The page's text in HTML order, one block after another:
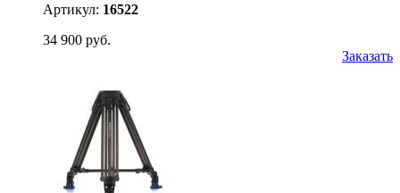
Артикул: 16522
34 900 руб.
Заказать